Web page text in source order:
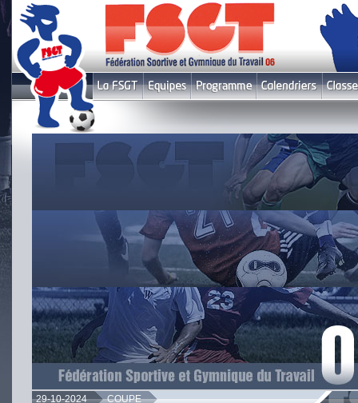
29-10-2024 COUPE
Le fil infos